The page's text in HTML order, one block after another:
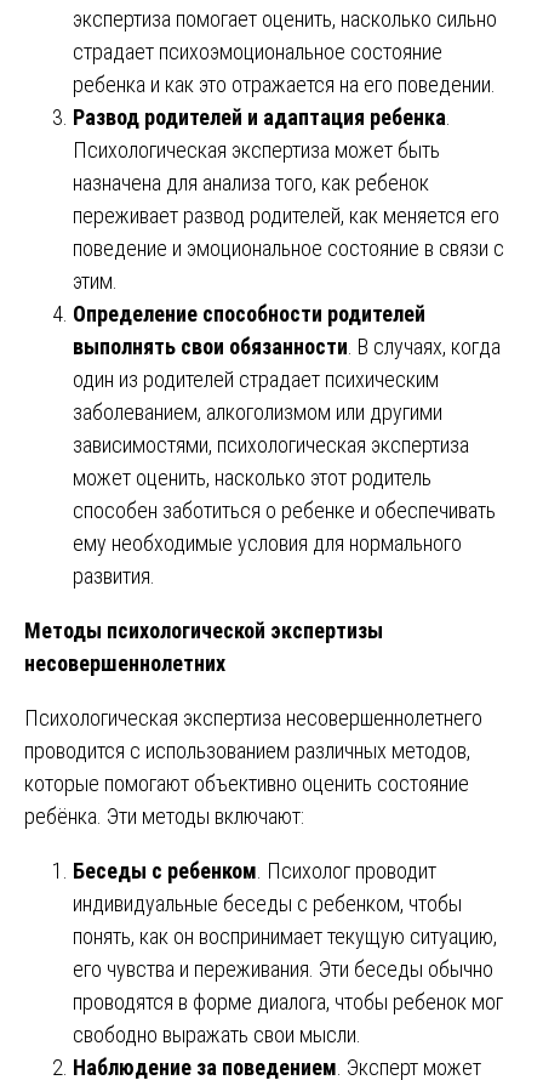
экспертиза помогает оценить, насколько сильно
страдает психоэмоциональное состояние
ребенка и как это отражается на его поведении.
Развод родителей и адаптация ребенка
Психологическая экспертиза может быть
назначена для анализа того, как ребенок
переживает развод родителей, как меняется его
поведение и эмоциональное состояние в связи с
этим.
Определение способности родителей
выполнять свои обязанности . В случаях, когда
один из родителей страдает психическим
заболеванием, алкоголизмом или другими
зависимостями, психологическая экспертиза
может оценить, насколько этот родитель
способен заботиться о ребенке и обеспечивать
ему необходимые условия для нормального
развития.
Методы психологической экспертизы
несовершеннолетних
Психологическая экспертиза несовершеннолетнего
проводится с использованием различных методов,
которые помогают объективно оценить состояние
ребёнка. Эти методы включают:
Беседы с ребенком . Психолог проводит
индивидуальные беседы с ребенком, чтобы
понять, как он воспринимает текущую ситуацию,
его чувства и переживания. Эти беседы обычно
проводятся в форме диалога, чтобы ребенок мог
свободно выражать свои мысли.
Наблюдение за поведением . Эксперт может